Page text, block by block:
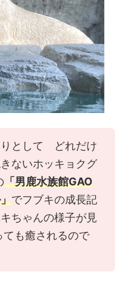
りとして どれだけ
ないホッキョクグ
「男鹿水族館GAO
でフブキの成長記
ちゃんの様子が見
ても癒されるので